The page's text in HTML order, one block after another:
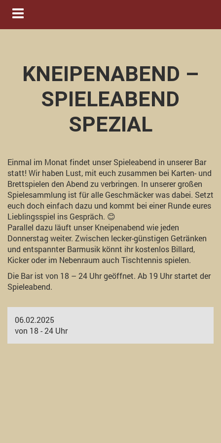
Navigation ein-/ausblenden
KNEIPENABEND –
SPIELEABEND
SPEZIAL
Einmal im Monat findet unser Spieleabend in unserer Bar
statt! Wir haben Lust, mit euch zusammen bei Karten- und
Brettspielen den Abend zu verbringen. In unserer großen
Spielesammlung ist für alle Geschmäcker was dabei. Setzt
euch doch einfach dazu und kommt bei einer Runde eures
Lieblingsspiel ins Gespräch. 😊
Parallel dazu läuft unser Kneipenabend wie jeden
Donnerstag weiter. Zwischen lecker-günstigen Getränken
und entspannter Barmusik könnt ihr kostenlos Billard,
Kicker oder im Nebenraum auch Tischtennis spielen.
Die Bar ist von 18 – 24 Uhr geöffnet. Ab 19 Uhr startet der
Spieleabend.
06.02.2025
von 18 - 24 Uhr